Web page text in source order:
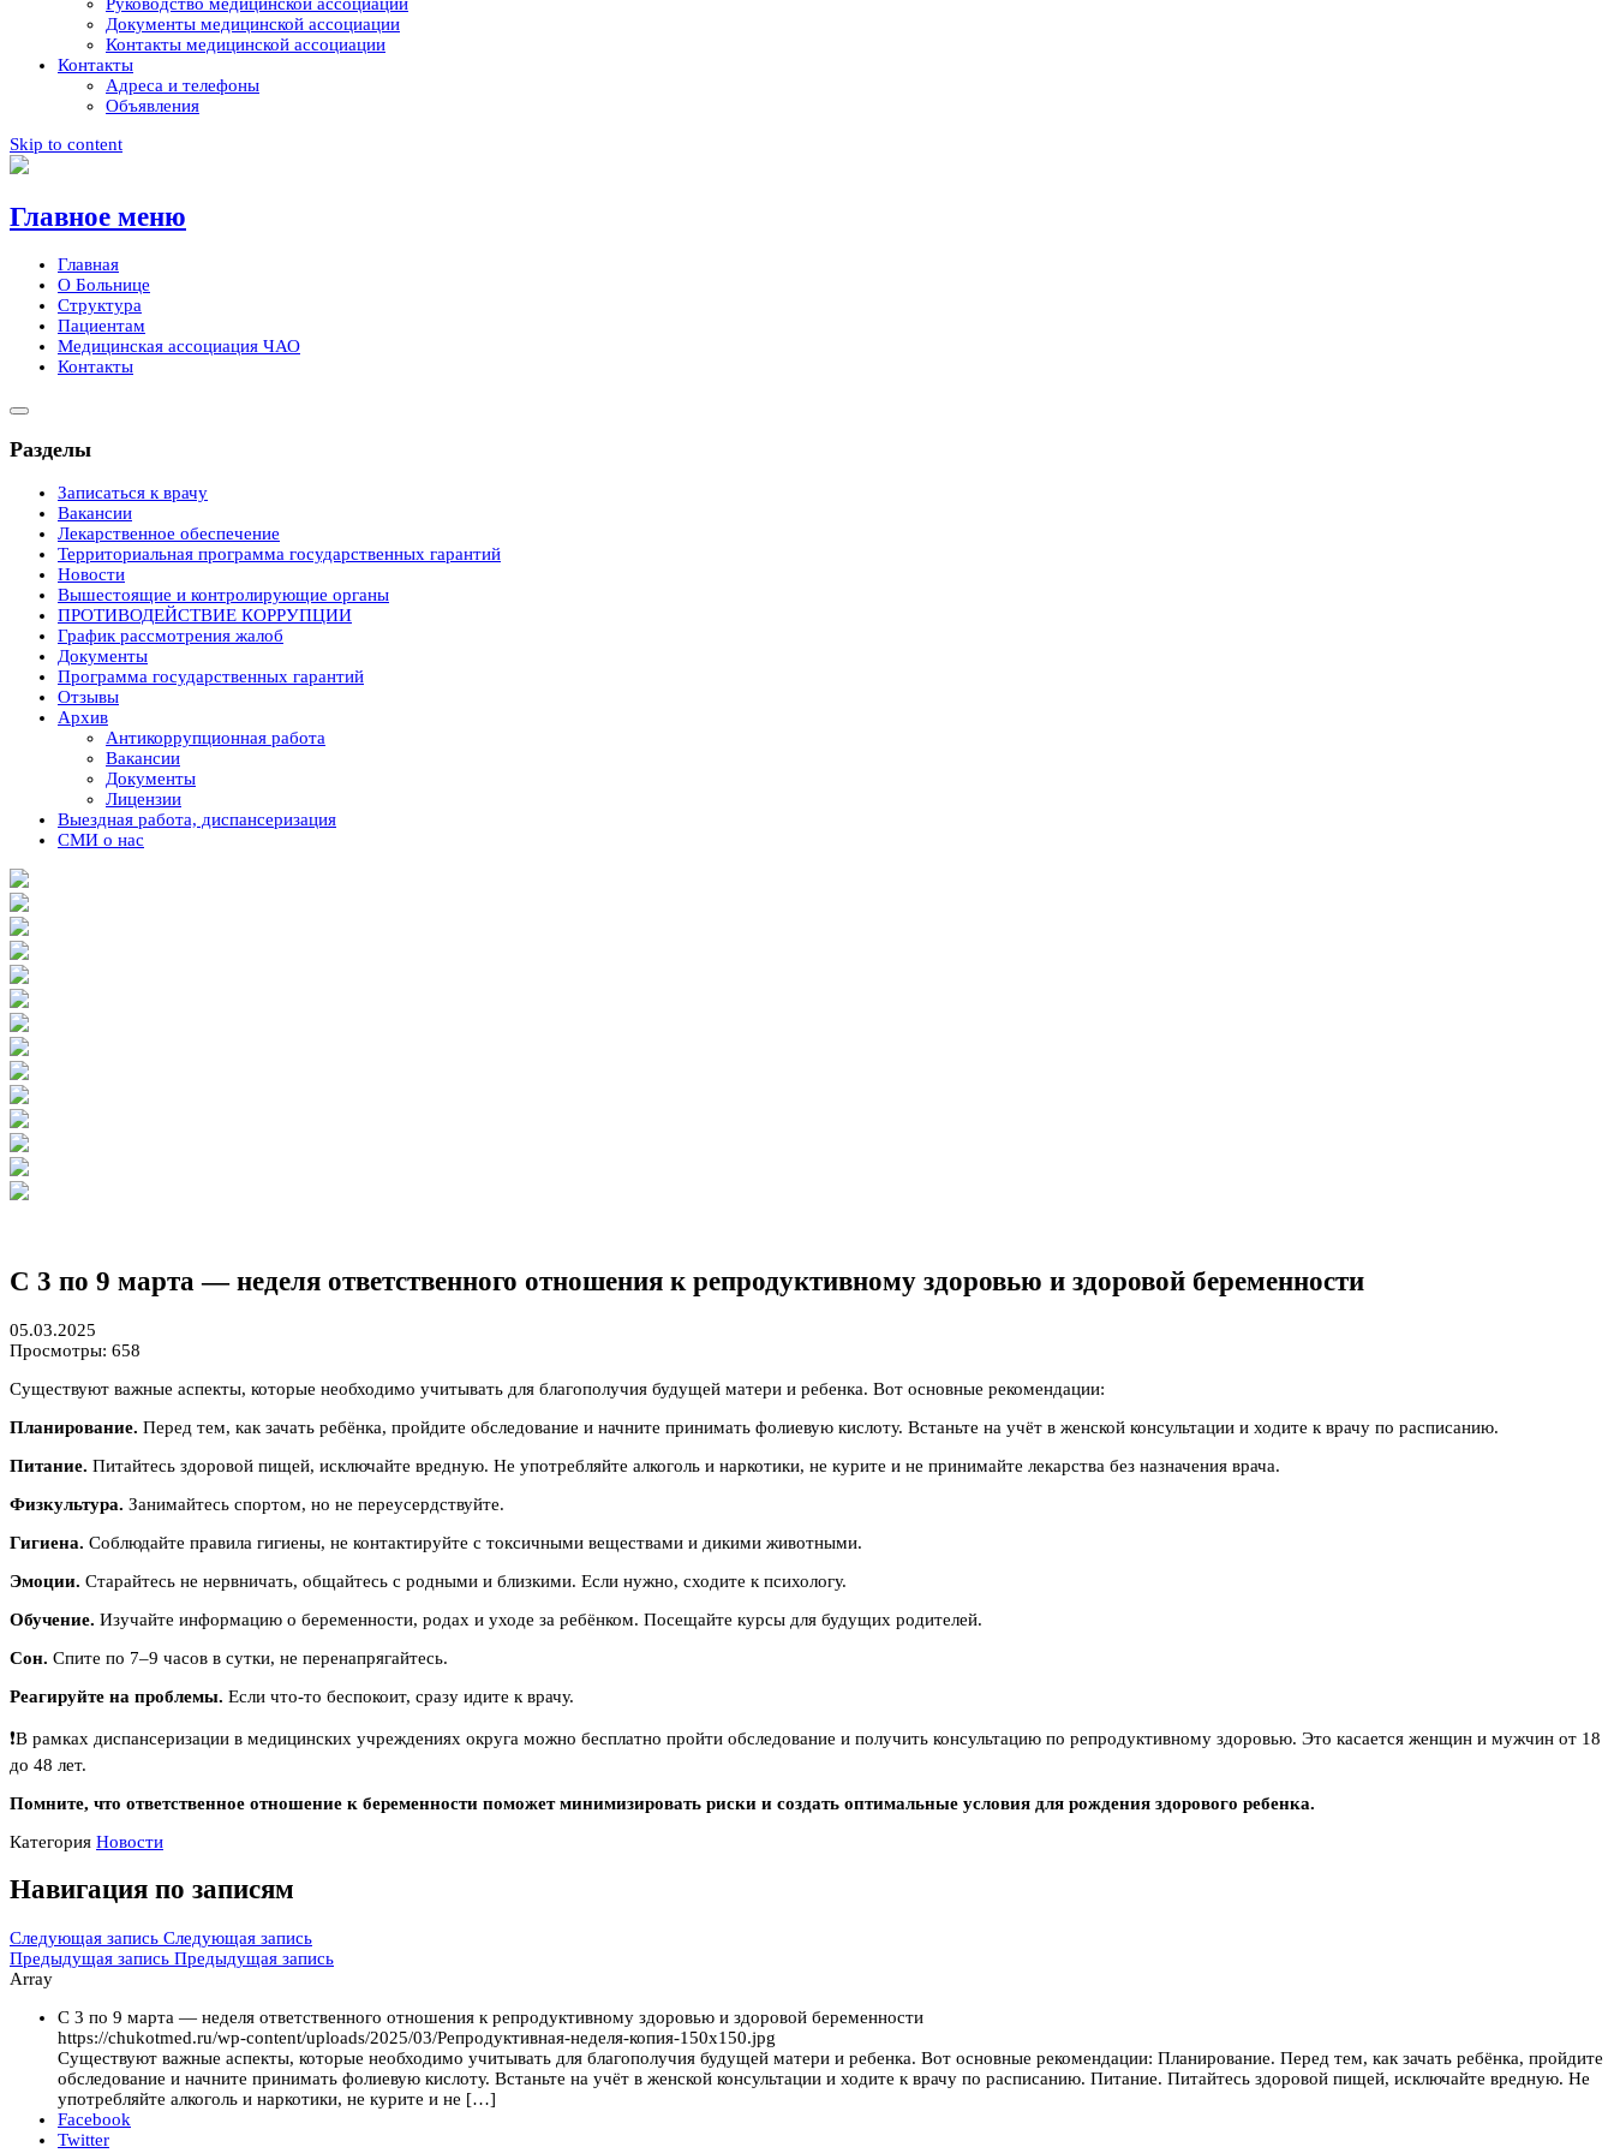
Документы медицинской ассоциации
Контакты медицинской ассоциации
Контакты
Адреса и телефоны
Объявления
Skip to content
Главное меню
Главная
О Больнице
Структура
Пациентам
Медицинская ассоциация ЧАО
Контакты
Разделы
Записаться к врачу
Вакансии
Лекарственное обеспечение
Территориальная программа государственных гарантий
Новости
Вышестоящие и контролирующие органы
ПРОТИВОДЕЙСТВИЕ КОРРУПЦИИ
График рассмотрения жалоб
Документы
Программа государственных гарантий
Отзывы
Архив
Антикоррупционная работа
Вакансии
Документы
Лицензии
Выездная работа, диспансеризация
СМИ о нас
С 3 по 9 марта — неделя ответственного отношения к репродуктивному здоровью и здоровой беременности
05.03.2025
Просмотры: 658
Существуют важные аспекты, которые необходимо учитывать для благополучия будущей матери и ребенка. Вот основные рекомендации:
Планирование. Перед тем, как зачать ребёнка, пройдите обследование и начните принимать фолиевую кислоту. Встаньте на учёт в женской консультации и ходите к врачу по расписанию.
Питание. Питайтесь здоровой пищей, исключайте вредную. Не употребляйте алкоголь и наркотики, не курите и не принимайте лекарства без назначения врача.
Физкультура. Занимайтесь спортом, но не переусердствуйте.
Гигиена. Соблюдайте правила гигиены, не контактируйте с токсичными веществами и дикими животными.
Эмоции. Старайтесь не нервничать, общайтесь с родными и близкими. Если нужно, сходите к психологу.
Обучение. Изучайте информацию о беременности, родах и уходе за ребёнком. Посещайте курсы для будущих родителей.
Сон. Спите по 7–9 часов в сутки, не перенапрягайтесь.
Реагируйте на проблемы. Если что-то беспокоит, сразу идите к врачу.
❗️В рамках диспансеризации в медицинских учреждениях округа можно бесплатно пройти обследование и получить консультацию по репродуктивному здоровью. Это касается женщин и мужчин от 18
до 48 лет.
Помните, что ответственное отношение к беременности поможет минимизировать риски и создать оптимальные условия для рождения здорового ребенка.
Категория Новости
Навигация по записям
Следующая запись Следующая запись
Предыдущая запись Предыдущая запись
Array
С 3 по 9 марта — неделя ответственного отношения к репродуктивному здоровью и здоровой беременности
https://chukotmed.ru/wp-content/uploads/2025/03/Репродуктивная-неделя-копия-150x150.jpg
Существуют важные аспекты, которые необходимо учитывать для благополучия будущей матери и ребенка. Вот основные рекомендации: Планирование. Перед тем, как зачать ребёнка, пройдите
обследование и начните принимать фолиевую кислоту. Встаньте на учёт в женской консультации и ходите к врачу по расписанию. Питание. Питайтесь здоровой пищей, исключайте вредную. Не
употребляйте алкоголь и наркотики, не курите и не […]
Facebook
Twitter